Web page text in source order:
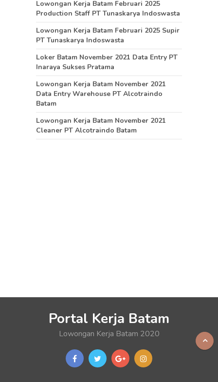
Lowongan Kerja Batam Februari 2025
Production Staff PT Tunaskarya Indoswasta
Lowongan Kerja Batam Februari 2025 Supir
PT Tunaskarya Indoswasta
Loker Batam November 2021 Data Entry PT
Inaraya Sukses Pratama
Lowongan Kerja Batam November 2021
Data Entry Warehouse PT Alcotraindo
Batam
Lowongan Kerja Batam November 2021
Cleaner PT Alcotraindo Batam
Portal Kerja Batam
Lowongan Kerja Batam 2020